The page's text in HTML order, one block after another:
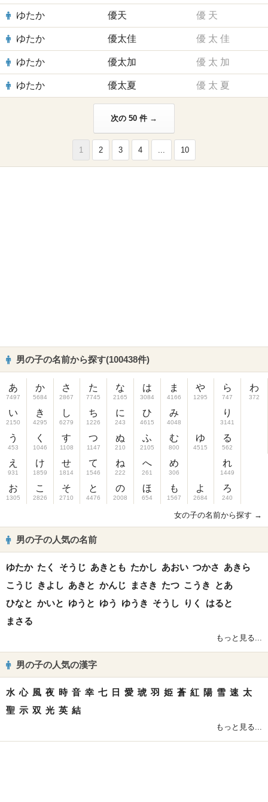
ゆたか 優天 優 天
ゆたか 優太佳 優 太 佳
ゆたか 優太加 優 太 加
ゆたか 優太夏 優 太 夏
次の 50 件 →
1 2 3 4 ... 10
男の子の名前から探す(100438件)
あ
7497
い
2150
う
453
え
931
お
1305
か
5684
き
4295
く
1046
け
1859
こ
2826
さ
2867
し
6279
す
1108
せ
1814
そ
2710
た
7745
ち
1226
つ
1147
て
1546
と
4476
な
2165
に
243
ぬ
210
ね
222
の
2008
は
3084
ひ
4615
ふ
2105
へ
261
ほ
654
ま
4166
み
4048
む
800
め
306
も
1567
や
1295
ゆ
4515
よ
2684
ら
747
り
3141
る
562
れ
1449
ろ
240
わ
372
女の子の名前から探す →
男の子の人気の名前
ゆたか たく そうじ あきとも たかし あおい つかさ あきら
こうじ きよし あきと かんじ まさき たつ こうき
とあ
ひなと かいと ゆうと ゆう ゆうき そうし りく
はると
まさる
もっと見る...
男の子の人気の漢字
水 心 風 夜 時 音 幸 七 日 愛 琥 羽 姫 蒼 紅 陽 雪 速 太
聖 示 双 光 英 結
もっと見る...